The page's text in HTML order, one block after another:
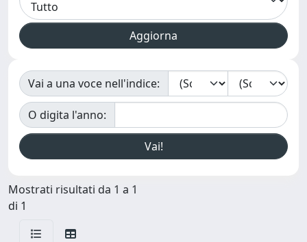
Vai a una voce nell'indice:
O digita l'anno:
Mostrati risultati da 1 a 1
di 1